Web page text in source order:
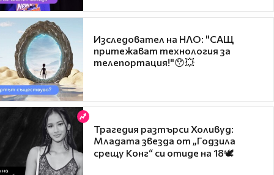
Изследовател на НЛО: "САЩ
притежават технология за
телепортация!"😯💥
Трагедия разтърси Холивуд:
Младата звезда от „Годзила
срещу Конг“ си отиде на 18🕊️